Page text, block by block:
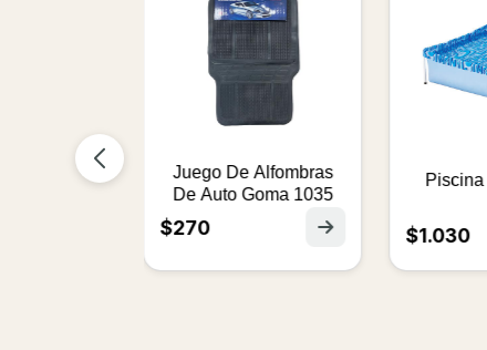
Juego De Alfombras
De Auto Goma 1035
$270 $1.030